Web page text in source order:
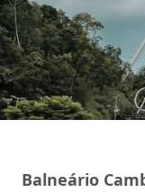
Balneário